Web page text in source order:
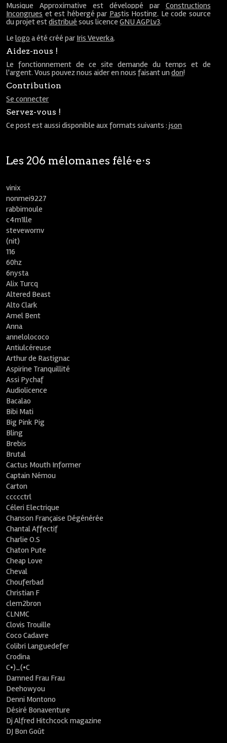
Musique Approximative est développé par Constructions
Incongrues et est hébergé par Pastis Hosting. Le code source
du projet estdistribué sous licenceGNU AGPLv3.
Lelogo a été créé par Iris Veverka.
Aidez-nous !
Le fonctionnement de ce site demande du temps et de
l'argent. Vous pouvez nous aider en nous faisant undon!
Contribution
Se connecter
Servez-vous !
Ce post est aussi disponible aux formats suivants :json
Les 206 mélomanes fêlé⋅e⋅s
vinix
nonmei9227
rabbimoule
c4m1lle
stevewornv
(nit)
116
60hz
6nysta
Alix Turcq
Altered Beast
Alto Clark
Amel Bent
Anna
annelolococo
Antiulcéreuse
Arthur de Rastignac
Aspirine Tranquillité
Assi Pychaf
Audiolicence
Bacalao
Bibi Mati
Big Pink Pig
Bling
Brebis
Brutal
Cactus Mouth Informer
Captain Némou
Carton
ccccctrl
Céleri Electrique
Chanson Française Dégénérée
Chantal Affectif
Charlie O.S
Chaton Pute
Cheap Love
Cheval
Chouferbad
Christian F
clem2bron
CLNMC
Clovis Trouille
Coco Cadavre
Colibri Languedefer
Crodina
C•)_(•C
Damned Frau Frau
Deehowyou
Denni Montono
Désiré Bonaventure
Dj Alfred Hitchcock magazine
DJ Bon Goût